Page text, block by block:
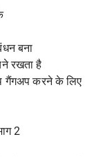
बना
रखता है
गैंगअप करने के लिए
2